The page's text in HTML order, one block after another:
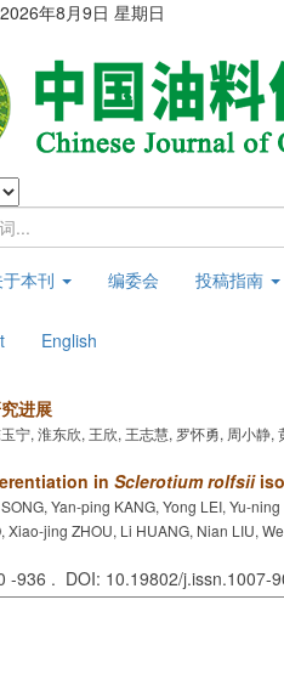
2026年8月9日 星期日
于本刊 编委会 投稿指南
English
进展
宁, 淮东欣, 王欣, 王志慧, 罗怀勇, 周小静,
in Sclerotium rolfsii
Yan-ping KANG, Yong LEI, Yu-
Xiao-jing ZHOU, Li HUANG, Nian LIU,
-936 . DOI: 10.19802/j.issn.1007-